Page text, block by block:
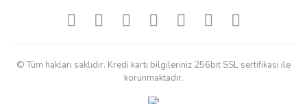
© Tüm hakları saklıdır. Kredi kartı bilgileriniz 256bit SSL sertifikası ile
korunmaktadır.